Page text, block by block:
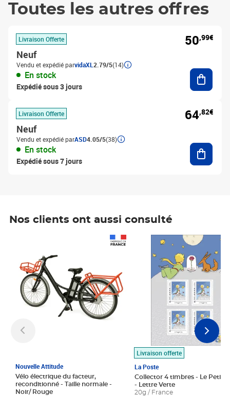
Toutes les autres offres
Livraison Offerte
Neuf
Vendu et expédié parvidaXL 2.79/5(14)
En stock
Expédié sous 3 jours
50,99€
Livraison Offerte
Neuf
Vendu et expédié parASD4.05/5(38)
En stock
Expédié sous 7 jours
64,82€
Nos clients ont aussi consulté
Nouvelle Attitude
Vélo électrique du facteur,
reconditionné - Taille normale -
Noir/ Rouge
Livraison offerte
La Poste
Collector 4 timbres - Le Petit
- Lettre Verte
20g / France
Prix 7,50€